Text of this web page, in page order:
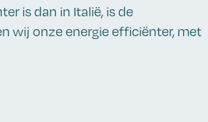
is dan in Italië, is de
wij onze energie efficiënter, met